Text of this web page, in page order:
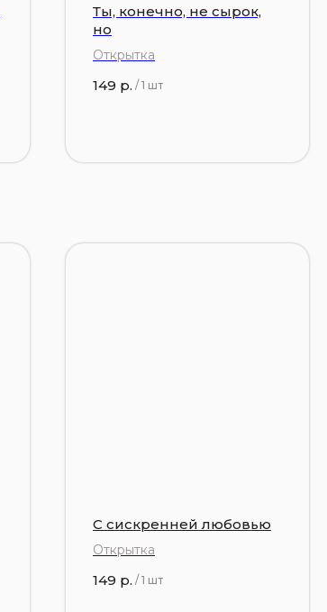
Ты, конечно, не сырок,
но
Открытка
149 р. / 1 шт
С сискренней любовью
Открытка
149 р. / 1 шт